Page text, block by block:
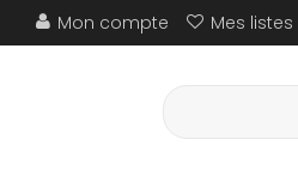
Mon compte Mes listes